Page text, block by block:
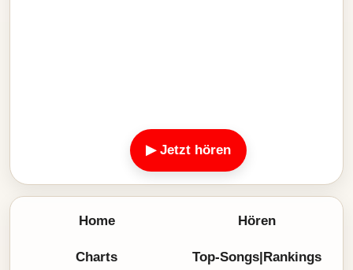
▶ Jetzt hören
Home Hören
Charts Top-Songs|Rankings